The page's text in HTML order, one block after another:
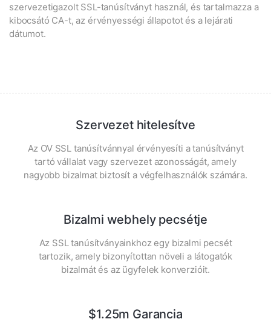
szervezetigazolt SSL-tanúsítványt használ, és tartalmazza a
kibocsátó CA-t, az érvényességi állapotot és a lejárati
dátumot.
Szervezet hitelesítve
Az OV SSL tanúsítvánnyal érvényesíti a tanúsítványt
tartó vállalat vagy szervezet azonosságát, amely
nagyobb bizalmat biztosít a végfelhasználók számára.
Bizalmi webhely pecsétje
Az SSL tanúsítványainkhoz egy bizalmi pecsét
tartozik, amely bizonyítottan növeli a látogatók
bizalmát és az ügyfelek konverzióit.
$1.25m Garancia